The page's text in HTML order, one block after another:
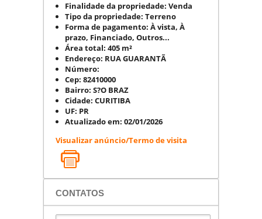
Finalidade da propriedade: Venda
Tipo da propriedade: Terreno
Forma de pagamento: À vista, À
prazo, Financiado, Outros...
Área total: 405 m²
Endereço: RUA GUARANTÃ
Número:
Cep: 82410000
Bairro: S?O BRAZ
Cidade: CURITIBA
UF: PR
Atualizado em: 02/01/2026
Visualizar anúncio/Termo de visita
CONTATOS